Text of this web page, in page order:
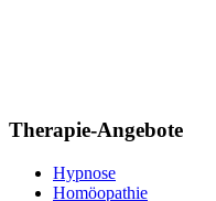
Therapie-Angebote
Hypnose
Homöopathie